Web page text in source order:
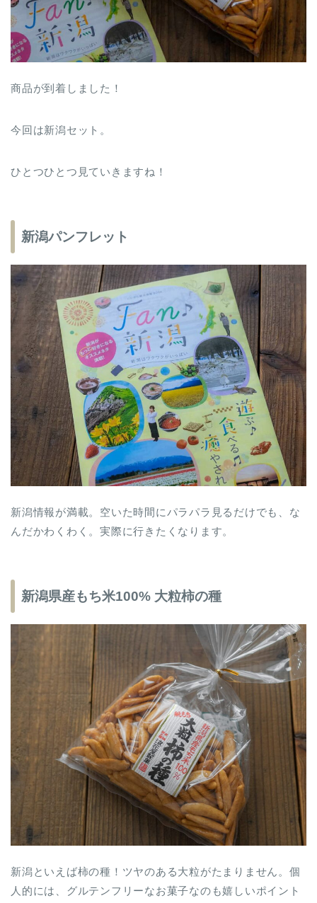
商品が到着しました！
今回は新潟セット。
ひとつひとつ見ていきますね！
新潟パンフレット
新潟情報が満載。空いた時間にパラパラ見るだけでも、な
んだかわくわく。実際に行きたくなります。
新潟県産もち米100% 大粒柿の種
新潟といえば柿の種！ツヤのある大粒がたまりません。個
人的には、グルテンフリーなお菓子なのも嬉しいポイント